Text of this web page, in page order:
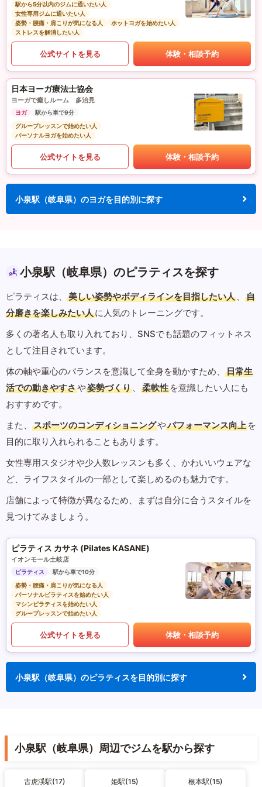
駅から5分以内のジムに通いたい人
女性専用ジムに通いたい人
姿勢・腰痛・肩こりが気になる人
ホットヨガを始めたい人
ストレスを解消したい人
公式サイトを見る 体験・相談予約
日本ヨーガ療法士協会
ヨーガで癒しルーム 多治見
ヨガ
駅から車で9分
グループレッスンで始めたい人
パーソナルヨガを始めたい人
公式サイトを見る 体験・相談予約
小泉駅（岐阜県）のヨガを目的別に探す
小泉駅（岐阜県）のピラティスを探す
ピラティスは、 美しい姿勢やボディラインを目指したい人 、
自
分磨きを楽しみたい人に人気のトレーニングです。
多くの著名人も取り入れており、SNSでも話題のフィットネス
として注目されています。
体の軸や重心のバランスを意識して全身を動かすため、
日常生
活での動きやすさや姿勢づくり 、 柔軟性 を意識したい人にも
おすすめです。
また、
スポーツのコンディショニングやパフォーマンス向上 を
目的に取り入れられることもあります。
女性専用スタジオや少人数レッスンも多く、かわいいウェアな
ど、ライフスタイルの一部として楽しめるのも魅力です。
店舗によって特徴が異なるため、まずは自分に合うスタイルを
見つけてみましょう。
ピラティス カサネ (Pilates KASANE)
イオンモール土岐店
ピラティス
駅から車で10分
姿勢・腰痛・肩こりが気になる人
パーソナルピラティスを始めたい人
マシンピラティスを始めたい人
グループレッスンで始めたい人
公式サイトを見る 体験・相談予約
小泉駅（岐阜県）のピラティスを目的別に探す
小泉駅（岐阜県）周辺でジムを駅から探す
古虎渓駅(17) 姫駅(15) 根本駅(15)